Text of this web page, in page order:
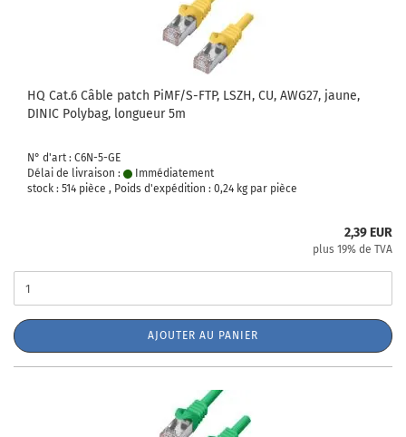
HQ Cat.6 Câble patch PiMF/S-FTP, LSZH, CU, AWG27, jaune,
DINIC Polybag, longueur 5m
N° d'art : C6N-5-GE
Délai de livraison :
Immédiatement
stock : 514 pièce , Poids d'expédition : 0,24 kg par pièce
2,39 EUR
plus 19% de TVA
AJOUTER AU PANIER